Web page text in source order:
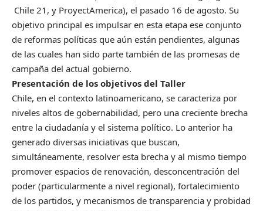
Chile 21, y ProyectAmerica), el pasado 16 de agosto. Su
objetivo principal es impulsar en esta etapa ese conjunto
de reformas políticas que aún están pendientes, algunas
de las cuales han sido parte también de las promesas de
campaña del actual gobierno.
Presentación de los objetivos del Taller
Chile, en el contexto latinoamericano, se caracteriza por
niveles altos de gobernabilidad, pero una creciente brecha
entre la ciudadanía y el sistema político. Lo anterior ha
generado diversas iniciativas que buscan,
simultáneamente, resolver esta brecha y al mismo tiempo
promover espacios de renovación, desconcentración del
poder (particularmente a nivel regional), fortalecimiento
de los partidos, y mecanismos de transparencia y probidad